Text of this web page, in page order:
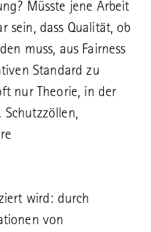
Müsste jene Arbeit
sein, dass Qualität, ob
muss, aus Fairness
Standard zu
nur Theorie, in der
Schutzzöllen,
wird: durch
von